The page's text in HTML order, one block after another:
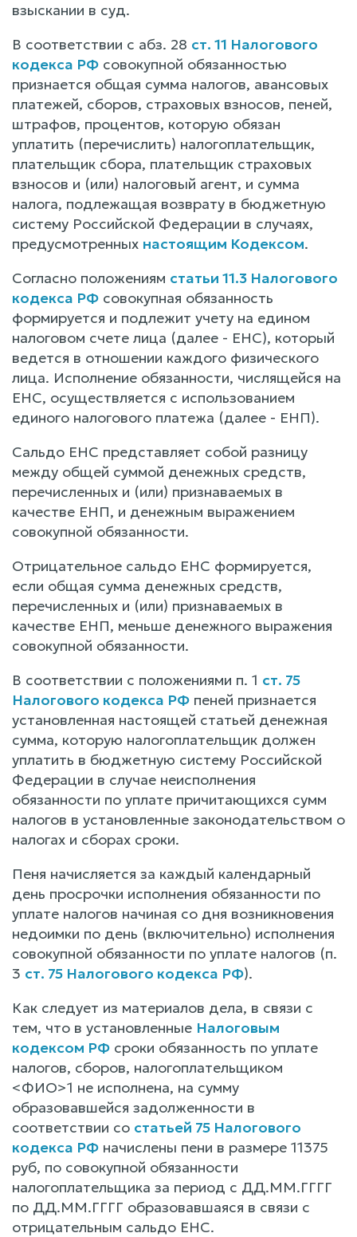
взыскании в суд.
В соответствии с абз. 28 ст. 11 Налогового
кодекса РФ совокупной обязанностью
признается общая сумма налогов, авансовых
платежей, сборов, страховых взносов, пеней,
штрафов, процентов, которую обязан
уплатить (перечислить) налогоплательщик,
плательщик сбора, плательщик страховых
взносов и (или) налоговый агент, и сумма
налога, подлежащая возврату в бюджетную
систему Российской Федерации в случаях,
предусмотренных настоящим Кодексом.
Согласно положениям статьи 11.3 Налогового
кодекса РФ совокупная обязанность
формируется и подлежит учету на едином
налоговом счете лица (далее - ЕНС), который
ведется в отношении каждого физического
лица. Исполнение обязанности, числящейся на
ЕНС, осуществляется с использованием
единого налогового платежа (далее - ЕНП).
Сальдо ЕНС представляет собой разницу
между общей суммой денежных средств,
перечисленных и (или) признаваемых в
качестве ЕНП, и денежным выражением
совокупной обязанности.
Отрицательное сальдо ЕНС формируется,
если общая сумма денежных средств,
перечисленных и (или) признаваемых в
качестве ЕНП, меньше денежного выражения
совокупной обязанности.
В соответствии с положениями п. 1 ст. 75
Налогового кодекса РФ пеней признается
установленная настоящей статьей денежная
сумма, которую налогоплательщик должен
уплатить в бюджетную систему Российской
Федерации в случае неисполнения
обязанности по уплате причитающихся сумм
налогов в установленные законодательством о
налогах и сборах сроки.
Пеня начисляется за каждый календарный
день просрочки исполнения обязанности по
уплате налогов начиная со дня возникновения
недоимки по день (включительно) исполнения
совокупной обязанности по уплате налогов (п.
3 ст. 75 Налогового кодекса РФ).
Как следует из материалов дела, в связи с
тем, что в установленные Налоговым
кодексом РФ сроки обязанность по уплате
налогов, сборов, налогоплательщиком
<ФИО>1 не исполнена, на сумму
образовавшейся задолженности в
соответствии со статьей 75 Налогового
кодекса РФ начислены пени в размере 11375
руб, по совокупной обязанности
налогоплательщика за период с ДД.ММ.ГГГГ
по ДД.ММ.ГГГГ образовавшаяся в связи с
отрицательным сальдо ЕНС.